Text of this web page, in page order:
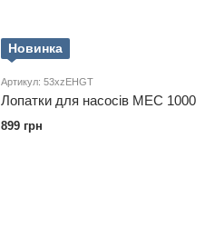
Новинка
Артикул: 53xzEHGT
Лопатки для насосів MEC 1000
899 грн